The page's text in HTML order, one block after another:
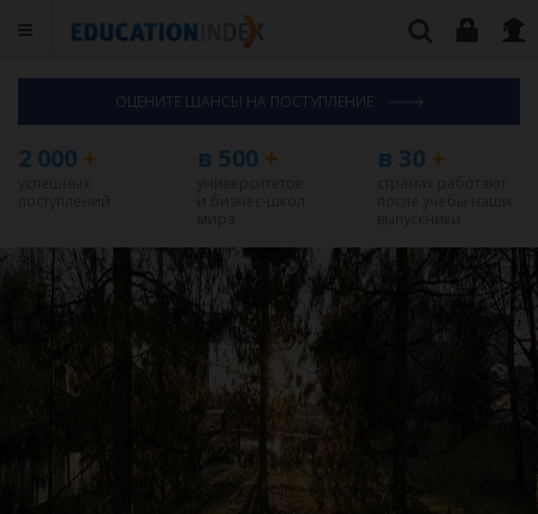
ОЦЕНИТЕ ШАНСЫ НА ПОСТУПЛЕНИЕ
2 000 + в 500 + в 30+